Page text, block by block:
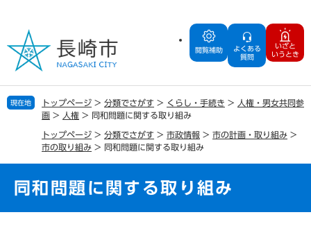
の
で
す
ー
ば
し
閲覧補助
よくある
質問
いざと
いうとき
現在地 トップページ > 分類でさがす > くらし・手続き >
人権・男女共同参
画 > 人権 > 同和問題に関する取り組み
トップページ > 分類でさがす > 市政情報 > 市の計画・取り組み >
市の取り組み > 同和問題に関する取り組み
同和問題に関する取り組み